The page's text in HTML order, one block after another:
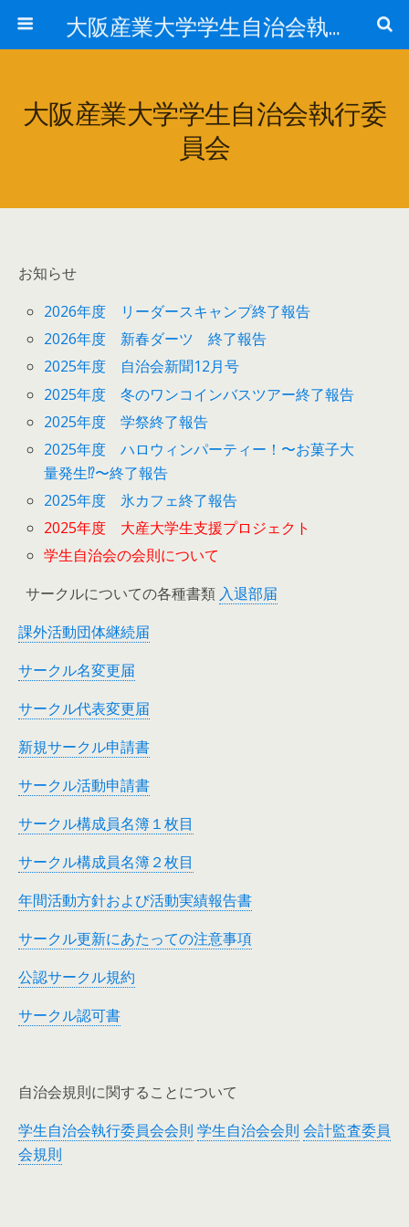
大阪産業大学学生自治会執行委員会
大阪産業大学学生自治会執行委
員会
お知らせ
2026年度 リーダースキャンプ終了報告
2026年度 新春ダーツ 終了報告
2025年度 自治会新聞12月号
2025年度 冬のワンコインバスツアー終了報告
2025年度 学祭終了報告
2025年度 ハロウィンパーティー！〜お菓子大
量発生⁉︎〜終了報告
2025年度 氷カフェ終了報告
2025年度 大産大学生支援プロジェクト
学生自治会の会則について
サークルについての各種書類 入退部届
課外活動団体継続届
サークル名変更届
サークル代表変更届
新規サークル申請書
サークル活動申請書
サークル構成員名簿１枚目
サークル構成員名簿２枚目
年間活動方針および活動実績報告書
サークル更新にあたっての注意事項
公認サークル規約
サークル認可書
自治会規則に関することについて
学生自治会執行委員会会則 学生自治会会則 会計監査委員
会規則